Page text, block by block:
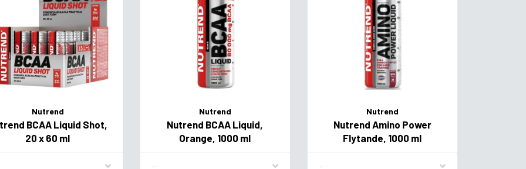
Nutrend
BCAA Liquid Shot,
20 x 60 ml
Nutrend
Nutrend BCAA Liquid,
Orange, 1000 ml
Nutrend
Nutrend Amino Power
Flytande, 1000 ml